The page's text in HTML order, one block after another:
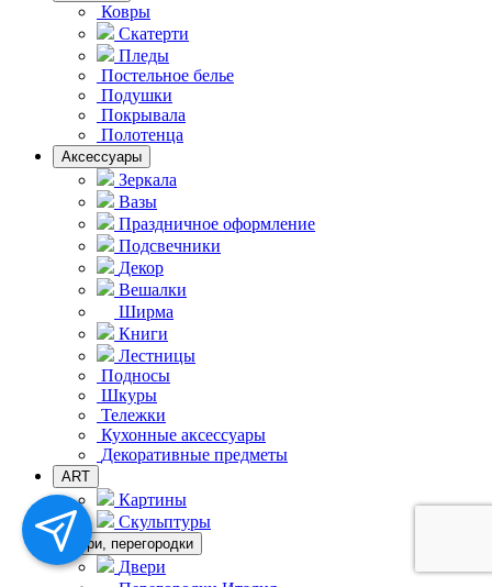
Ковры
Скатерти
Пледы
Постельное белье
Подушки
Покрывала
Полотенца
Аксессуары
Зеркала
Вазы
Праздничное оформление
Подсвечники
Декор
Вешалки
Ширма
Книги
Лестницы
Подносы
Шкуры
Тележки
Кухонные аксессуары
Декоративные предметы
ART
Картины
Скульптуры
Двери, перегородки
Двери